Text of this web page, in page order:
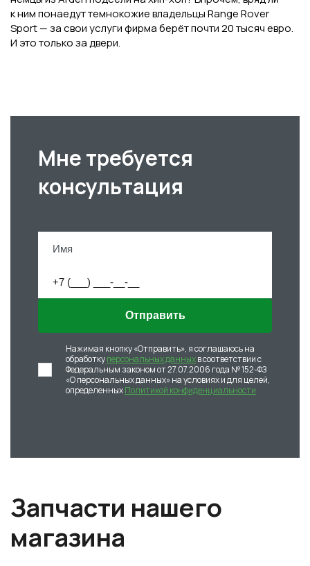
к ним понаедут темнокожие владельцы Range Rover
Sport — за свои услуги фирма берёт почти 20 тысяч евро.
И это только за двери.
Мне требуется
консультация
Отправить
Нажимая кнопку «Отправить», я соглашаюсь на
обработкуперсональных данныхв соответствии с
Федеральным законом от 27.07.2006 года № 152-ФЗ
«О персональных данных» на условиях и для целей,
определенныхПолитикой конфиденциальности
Запчасти нашего
магазина